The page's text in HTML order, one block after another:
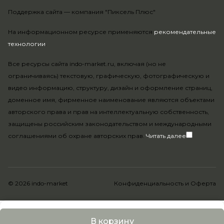
В корзину
На информационном ресурсе применяются рекомендательные
технологии.
Все ресурсы сайта indo-market.ru, включая (но не
ограничиваясь) текстовую, графическую, фотографическую и
видео информацию, структуру, дизайн и оформление страниц,
доменное имя, фирменное наименование являются объектами
авторского права и прав на интеллектуальную собственность,
защищены российским законодательством и международными
соглашениями об охране авторских прав. Читать далее
Поддержка сайта — компания "Пиксель Плюс"
© 2026 indo-market Конфиденциальность и Оферта